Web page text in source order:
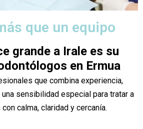
que un equipo
grande a Irale es su
en Ermua
que combina experiencia,
sensibilidad especial para tratar a
calma, claridad y cercanía.